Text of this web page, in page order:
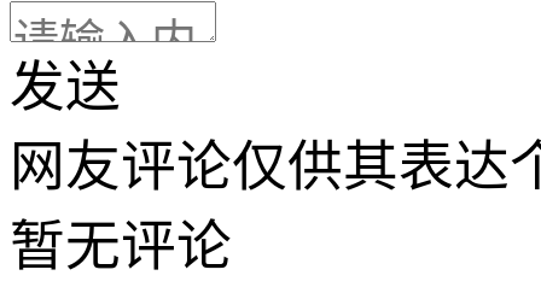
发送
网友评论仅供其表达
暂无评论